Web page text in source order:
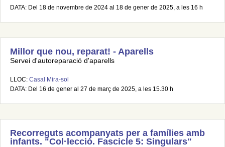
DATA: Del 18 de novembre de 2024 al 18 de gener de 2025, a les 16 h
Millor que nou, reparat! - Aparells
Servei d'autoreparació d'aparells
LLOC: Casal Mira-sol
DATA: Del 16 de gener al 27 de març de 2025, a les 15.30 h
Recorreguts acompanyats per a famílies amb
infants. "Col·lecció. Fascicle 5: Singulars"